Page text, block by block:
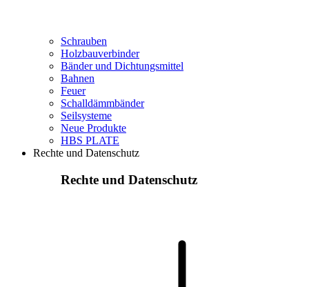
Schrauben
Holzbauverbinder
Bänder und Dichtungsmittel
Bahnen
Feuer
Schalldämmbänder
Seilsysteme
Neue Produkte
HBS PLATE
Rechte und Datenschutz
Rechte und Datenschutz